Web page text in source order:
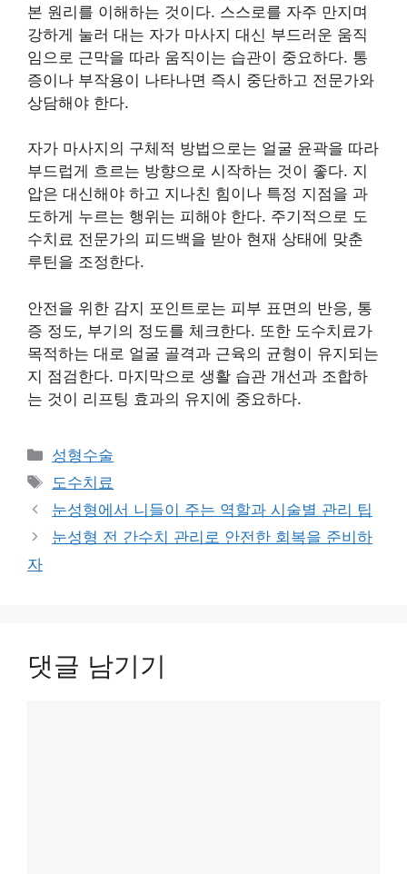
본 원리를 이해하는 것이다. 스스로를 자주 만지며
강하게 눌러 대는 자가 마사지 대신 부드러운 움직
임으로 근막을 따라 움직이는 습관이 중요하다. 통
증이나 부작용이 나타나면 즉시 중단하고 전문가와
상담해야 한다.
자가 마사지의 구체적 방법으로는 얼굴 윤곽을 따라
부드럽게 흐르는 방향으로 시작하는 것이 좋다. 지
압은 대신해야 하고 지나친 힘이나 특정 지점을 과
도하게 누르는 행위는 피해야 한다. 주기적으로 도
수치료 전문가의 피드백을 받아 현재 상태에 맞춘
루틴을 조정한다.
안전을 위한 감지 포인트로는 피부 표면의 반응, 통
증 정도, 부기의 정도를 체크한다. 또한 도수치료가
목적하는 대로 얼굴 골격과 근육의 균형이 유지되는
지 점검한다. 마지막으로 생활 습관 개선과 조합하
는 것이 리프팅 효과의 유지에 중요하다.
카
테
리
성형수술
태
그
도수치료
눈성형에서 니들이 주는 역할과 시술별 관리 팁
눈성형 전 간수치 관리로 안전한 회복을 준비하
자
댓글 남기기